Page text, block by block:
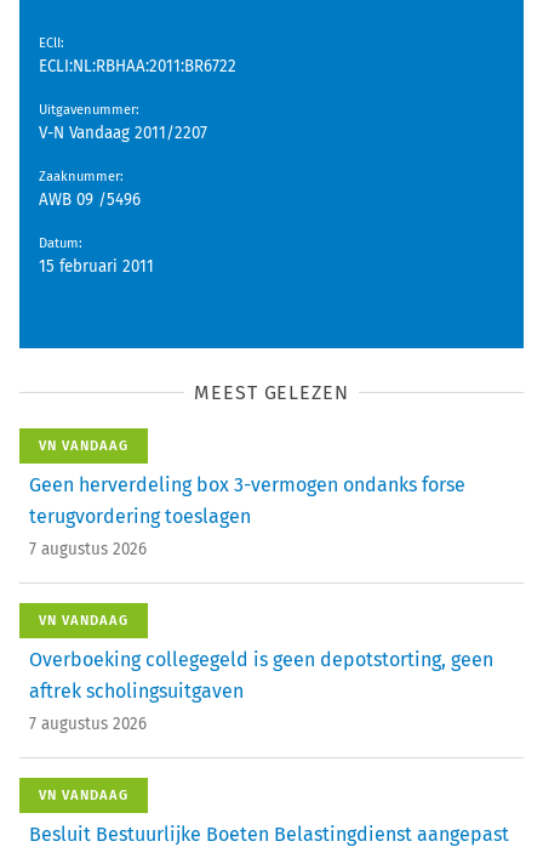
EClI:
ECLI:NL:RBHAA:2011:BR6722
Uitgavenummer:
V-N Vandaag 2011/2207
Zaaknummer:
AWB 09 /5496
Datum:
15 februari 2011
MEEST GELEZEN
VN VANDAAG
Geen herverdeling box 3-vermogen ondanks forse
terugvordering toeslagen
7 augustus 2026
VN VANDAAG
Overboeking collegegeld is geen depotstorting, geen
aftrek scholingsuitgaven
7 augustus 2026
VN VANDAAG
Besluit Bestuurlijke Boeten Belastingdienst aangepast